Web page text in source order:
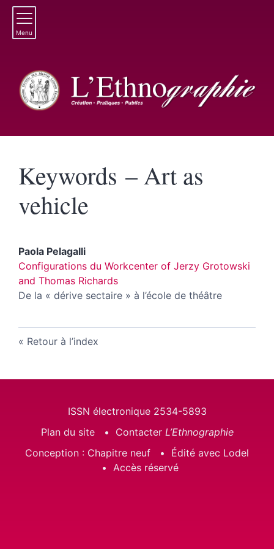
Menu
Keywords – Art as
vehicle
Paola Pelagalli
Configurations du Workcenter of Jerzy Grotowski
and Thomas Richards
De la « dérive sectaire » à l’école de théâtre
Retour à l’index
ISSN électronique 2534-5893
Plan du site
Contacter L’Ethnographie
Conception : Chapitre neuf
Édité avec Lodel
Accès réservé